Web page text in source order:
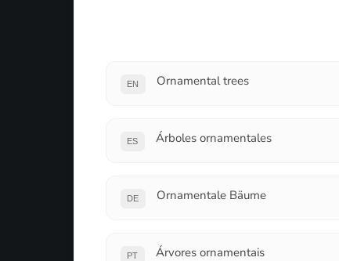
EN Ornamental trees
ES Árboles ornamentales
DE Ornamentale Bäume
PT Árvores ornamentais